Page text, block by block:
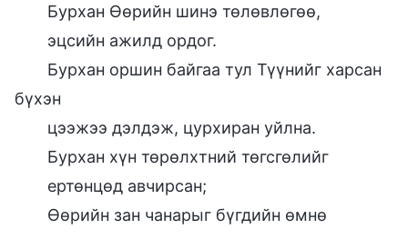
Бурхан Өөрийн шинэ төлөвлөгөө,
эцсийн ажилд ордог.
Бурхан оршин байгаа тул Түүнийг харсан
бүхэн
цээжээ дэлдэж, цурхиран уйлна.
Бурхан хүн төрөлхтний төгсгөлийг
ертөнцөд авчирсан;
Өөрийн зан чанарыг бүгдийн өмнө